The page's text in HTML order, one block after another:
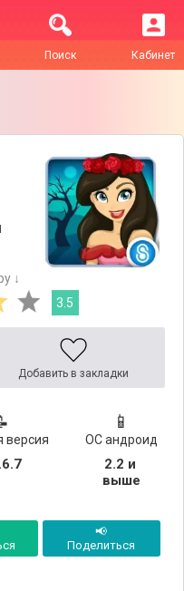
Кабинет
Поиск
↓
3.5
Добавить в закладки
версия
📱
ОС андроид
2.2 и
выше
📢
Поделиться